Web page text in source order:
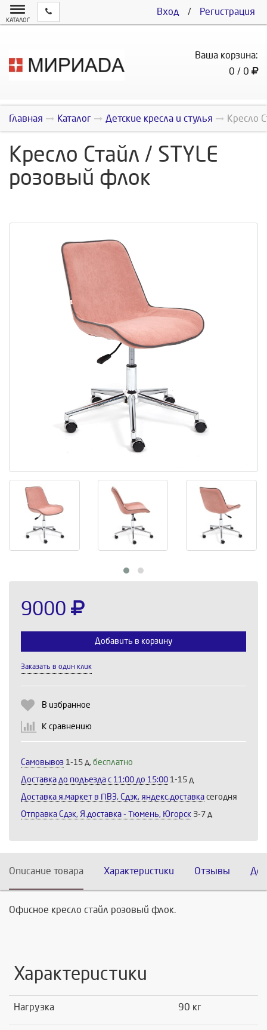
Вход / Регистрация
КАТАЛОГ
Ваша корзина:
0 / 0
Главная Каталог Детские кресла и стулья Кресло
Кресло Стайл / STYLE
розовый флок
9000
Добавить в корзину
Заказать в один клик
В избранное
К сравнению
Самовывоз 1-15 д, бесплатно
Доставка до подъезда c 11:00 до 15:00 1-15 д
Доставка я.маркет в ПВЗ, Сдэк, яндекс.доставка сегодня
Отправка Сдэк, Я.доставка - Тюмень, Югорск 3-7 д
Описание товара Характеристики Отзывы
Офисное кресло стайл розовый флок.
Характеристики
Нагрузка 90 кг